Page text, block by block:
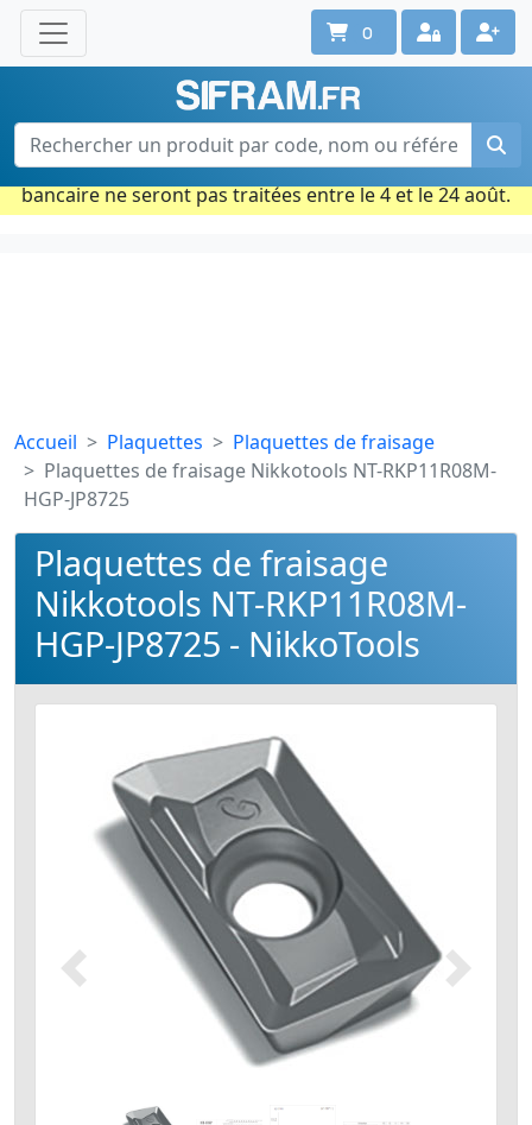
Une question ? Un conseil ?
Contactez-nous au 02 40 92 17 71
Ouvert du lun. au vend. de 08h à 18h
Période estivale : Les commandes prises par carte
bancaire ne seront pas traitées entre le 4 et le 24 août.
0
Accueil Plaquettes
Plaquettes de fraisage
Plaquettes de fraisage Nikkotools NT-RKP11R08M-
HGP-JP8725
Plaquettes de fraisage
Nikkotools NT-RKP11R08M-
HGP-JP8725 - NikkoTools
Précédent Suivant